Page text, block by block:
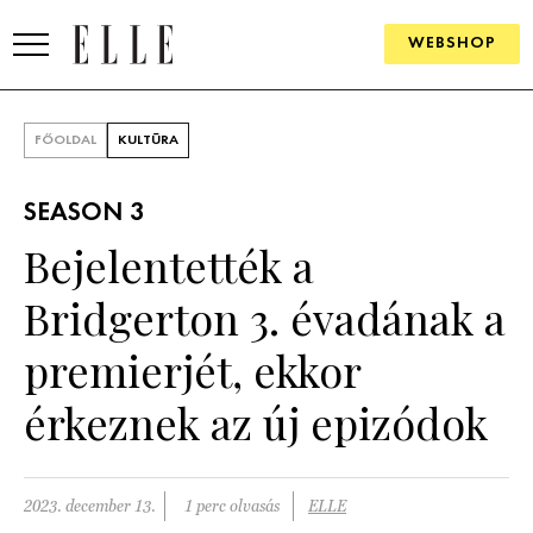
WEBSHOP
SZÉPSÉG
PSZICHÉ
PÁRKAPCSOLAT
FŐOLDAL KULTÚRA
SEASON 3
Bejelentették a
Bridgerton 3. évadának a
premierjét, ekkor
érkeznek az új epizódok
2023. december 13. 1 perc olvasás ELLE